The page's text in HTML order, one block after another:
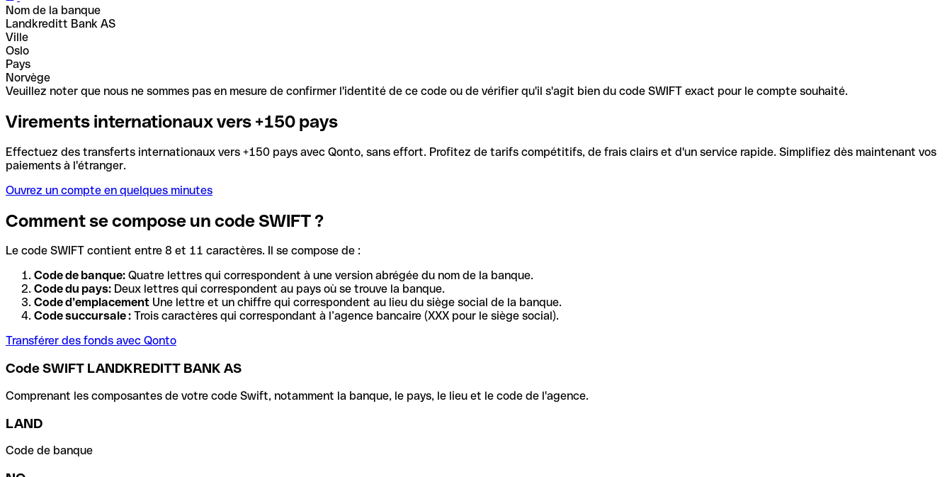
Nom de la banque
Landkreditt Bank AS
Ville
Oslo
Pays
Norvège
Veuillez noter que nous ne sommes pas en mesure de confirmer l'identité de ce code ou de vérifier qu'il s'agit bien du code SWIFT exact pour le compte souhaité.
Virements internationaux vers +150 pays
Effectuez des transferts internationaux vers +150 pays avec Qonto, sans effort. Profitez de tarifs compétitifs, de frais clairs et d'un service rapide. Simplifiez dès maintenant vos
paiements à l'étranger.
Ouvrez un compte en quelques minutes
Comment se compose un code SWIFT ?
Le code SWIFT contient entre 8 et 11 caractères. Il se compose de :
Code de banque: Quatre lettres qui correspondent à une version abrégée du nom de la banque.
Code du pays: Deux lettres qui correspondent au pays où se trouve la banque.
Code d’emplacement Une lettre et un chiffre qui correspondent au lieu du siège social de la banque.
Code succursale : Trois caractères qui correspondant à l’agence bancaire (XXX pour le siège social).
Transférer des fonds avec Qonto
Code SWIFT LANDKREDITT BANK AS
Comprenant les composantes de votre code Swift, notamment la banque, le pays, le lieu et le code de l'agence.
LAND
Code de banque